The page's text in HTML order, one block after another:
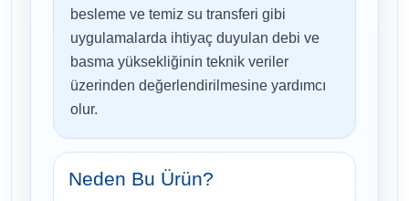
besleme ve temiz su transferi gibi
uygulamalarda ihtiyaç duyulan debi ve
basma yüksekliğinin teknik veriler
üzerinden değerlendirilmesine yardımcı
olur.
Neden Bu Ürün?